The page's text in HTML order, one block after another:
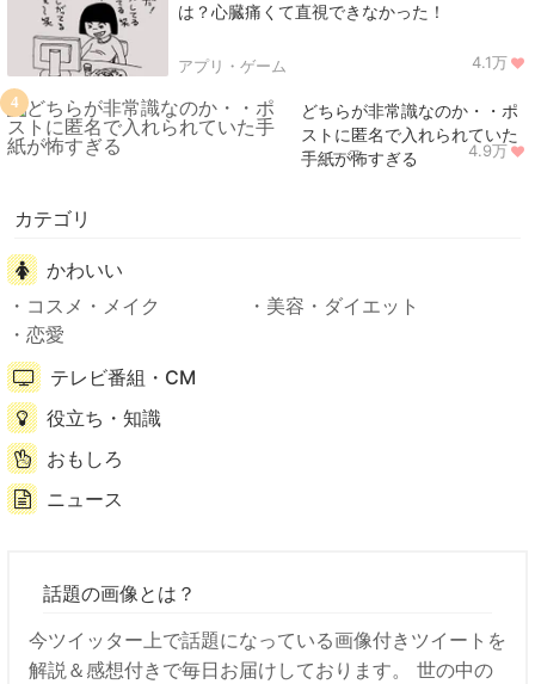
は？心臓痛くて直視できなかった！
アプリ・ゲーム 4.1万
どちらが非常識なのか・・ポ
ストに匿名で入れられていた
手紙が怖すぎる
ニュース 4.9万
4
カテゴリ
かわいい
コスメ・メイク
美容・ダイエット
恋愛
テレビ番組・CM
役立ち・知識
おもしろ
ニュース
話題の画像とは？
今ツイッター上で話題になっている画像付きツイートを
解説＆感想付きで毎日お届けしております。 世の中の